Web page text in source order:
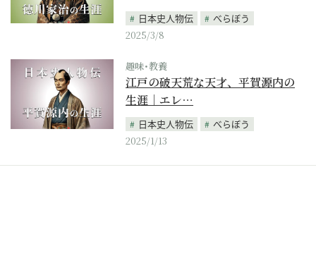
日本史人物伝
べらぼう
2025/3/8
趣味･教養
江戸の破天荒な天才、平賀源内の
生涯｜エレ…
日本史人物伝
べらぼう
2025/1/13